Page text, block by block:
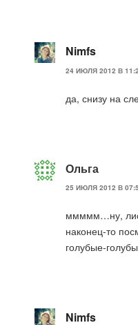
Nimfs
24 ИЮЛЯ 2012 В
да, снизу на
Ольга
25 ИЮЛЯ 2012 В
ммммм…ну,
наконец-то
голубые-
Nimfs